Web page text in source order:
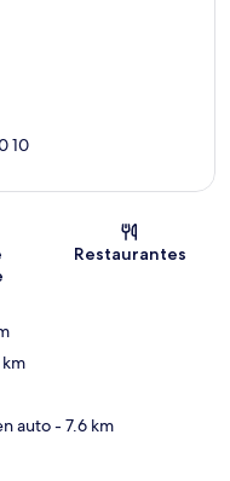
del mapa
10
Restaurantes
auto- 7.6 km